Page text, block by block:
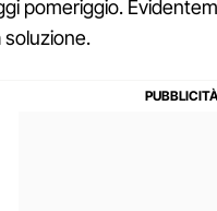
pomeriggio.